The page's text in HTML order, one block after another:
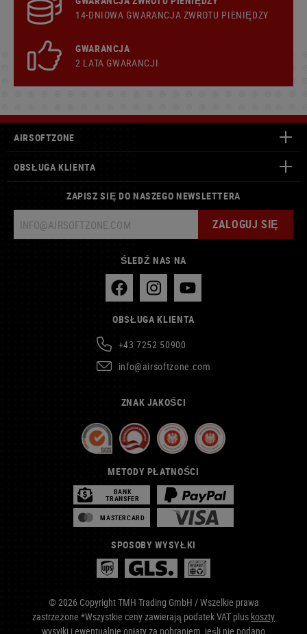
14-DNIOWA GWARANCJA ZWROTU PIENIĘDZY
GWARANCJA
2 LATA GWARANCJI
AIRSOFTZONE
OBSŁUGA KLIENTA
ZAPISZ SIĘ DO NASZEGO NEWSLETTERA
ZALOGUJ SIĘ
ŚLEDŹ NAS NA
OBSŁUGA KLIENTA
+43 7252 50900
info@airsoftzone.com
ZNAK JAKOŚCI
METODY PŁATNOŚCI
BANK
TRANSFER
MASTERCARD
SPOSOBY WYSYŁKI
© 2026 Copyright TMH Trading GmbH / Wszelkie prawa
zastrzeżone *Wszystkie ceny zawierają podatek VAT plus koszty
wysyłki i ewentualnie opłaty za pobraniem, jeśli nie podano